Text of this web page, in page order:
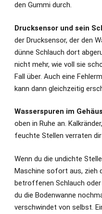
den Gummi durch.
Drucksensor und sein
der Drucksensor, der den
dünne Schlauch dort
nicht mehr, wie voll sie
Fall über. Auch eine
kann dann gleichzeitig
Wasserspuren im
oben in Ruhe an.
feuchte Stellen verraten
Wenn du die undichte
Maschine sofort aus, zieh
betroffenen Schlauch
du die Bodenwanne
verschwindet von selbst.